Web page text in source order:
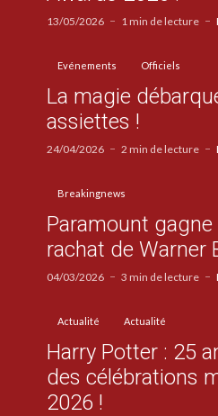
13/05/2026 1 min de lecture
Evénements Officiels
La magie
assiettes !
24/04/2026 2 min de lecture
Breakingnews
Paramount gagne
rachat de Warner
04/03/2026 3 min de lecture
Actualité Actualité
Harry Potter : 25
des célébrations
2026 !